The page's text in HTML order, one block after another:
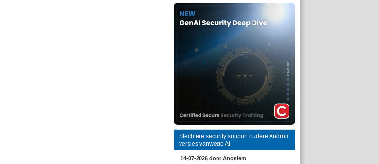
Slechtere security support oudere Android
versies vanwege AI
14-07-2026 door Anoniem